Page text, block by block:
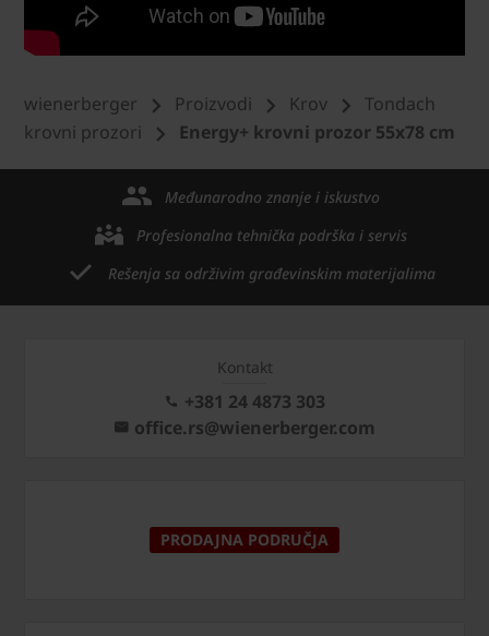
wienerberger Proizvodi Krov
Tondach
krovni prozori
Energy+ krovni prozor 55x78 cm
Međunarodno znanje i iskustvo
Profesionalna tehnička podrška i servis
Rešenja sa održivim građevinskim materijalima
Kontakt
+381 24 4873 303
office.rs@wienerberger.com
PRODAJNA PODRUČJA